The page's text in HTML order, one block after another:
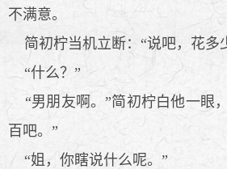
不满意。
简初柠当机立断：“说吧，花多
“什么？”
“男朋友啊。”简初柠白他一眼
百吧。”
“姐，你瞎说什么呢。”